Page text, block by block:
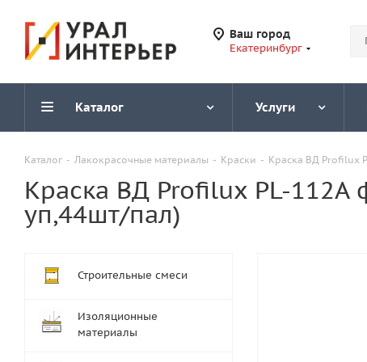
Ваш город
Екатеринбург
Каталог Услуги
Каталог - Лакокрасочные материалы - Краски - Краска ВД Profilux
Краска ВД Profilux PL-112А
уп,44шт/пал)
Строительные смеси
Изоляционные
материалы